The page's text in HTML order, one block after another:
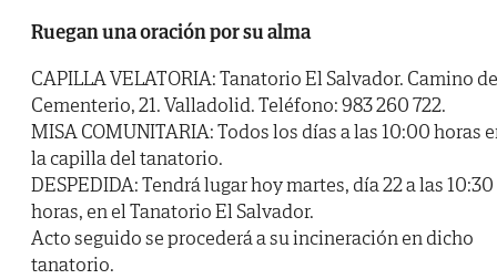
Ruegan una oración por su alma
CAPILLA VELATORIA: Tanatorio El Salvador. Camino
Cementerio, 21. Valladolid. Teléfono: 983 260 722.
MISA COMUNITARIA: Todos los días a las 10:00 horas
la capilla del tanatorio.
DESPEDIDA: Tendrá lugar hoy martes, día 22 a las 10:30
horas, en el Tanatorio El Salvador.
Acto seguido se procederá a su incineración en dicho
tanatorio.